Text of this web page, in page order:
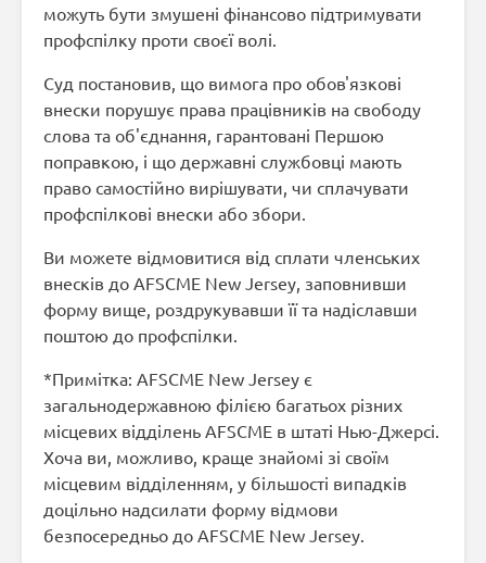
можуть бути змушені фінансово підтримувати
профспілку проти своєї волі.
Суд постановив, що вимога про обов'язкові
внески порушує права працівників на свободу
слова та об'єднання, гарантовані Першою
поправкою, і що державні службовці мають
право самостійно вирішувати, чи сплачувати
профспілкові внески або збори.
Ви можете відмовитися від сплати членських
внесків до AFSCME New Jersey, заповнивши
форму вище, роздрукувавши її та надіславши
поштою до профспілки.
*Примітка: AFSCME New Jersey є
загальнодержавною філією багатьох різних
місцевих відділень AFSCME в штаті Нью-Джерсі.
Хоча ви, можливо, краще знайомі зі своїм
місцевим відділенням, у більшості випадків
доцільно надсилати форму відмови
безпосередньо до AFSCME New Jersey.